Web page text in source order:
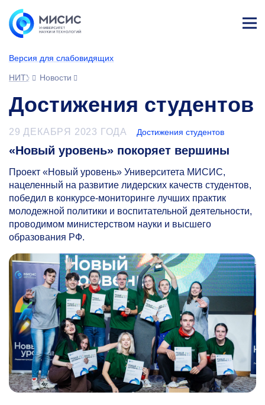
Версия для слабовидящих
НИТУ МИСИС
Новости
Достижения студентов
29 ДЕКАБРЯ 2023 ГОДА Достижения студентов
«Новый уровень» покоряет вершины
Проект «Новый уровень» Университета МИСИС,
нацеленный на развитие лидерских качеств студентов,
победил в конкурсе-мониторинге лучших практик
молодежной политики и воспитательной деятельности,
проводимом министерством науки и высшего
образования РФ.